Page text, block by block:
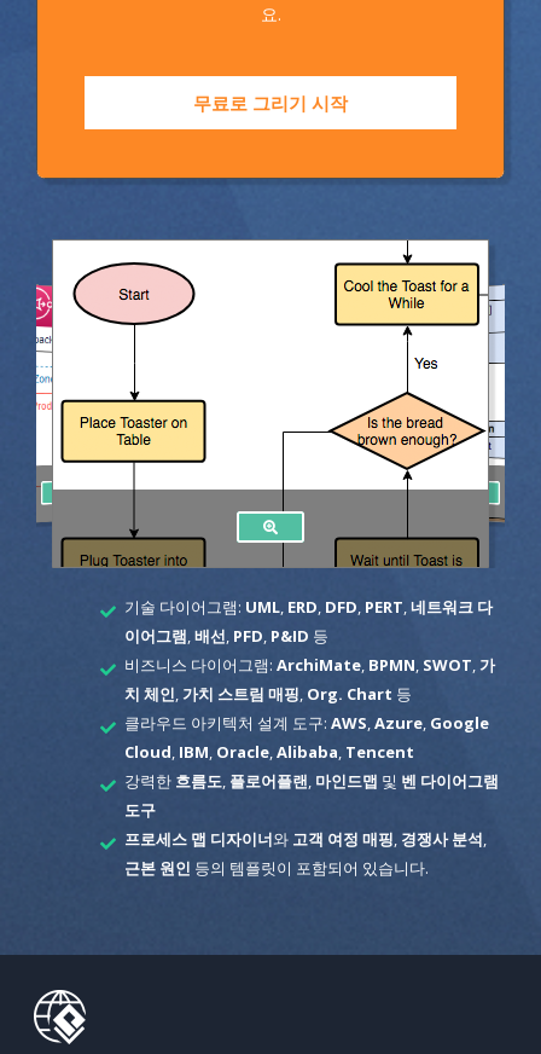
요.
무료로 그리기 시작
기술 다이어그램: UML, ERD DFD PERT 네트워크 다
이어그램 배선 PFD P&ID 등
비즈니스 다이어그램: ArchiMate, BPMN SWOT 가
치 체인 가치 스트림 매핑 Org. Chart 등
클라우드 아키텍처 설계 도구: AWS Azure, Google
Cloud IBM Oracle, Alibaba Tencent
강력한 흐름도 플로어플랜 마인드맵 및 벤 다이어그램
도구
프로세스 맵 디자이너와 고객 여정 매핑 경쟁사 분석
근본 원인 등의 템플릿이 포함되어 있습니다.